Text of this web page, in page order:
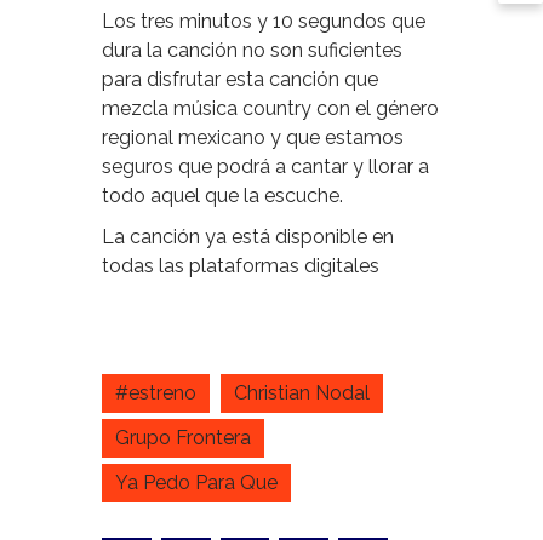
Los tres minutos y 10 segundos que
dura la canción no son suficientes
para disfrutar esta canción que
mezcla música country con el género
regional mexicano y que estamos
seguros que podrá a cantar y llorar a
todo aquel que la escuche.
La canción ya está disponible en
todas las plataformas digitales
#estreno
Christian Nodal
Grupo Frontera
Ya Pedo Para Que